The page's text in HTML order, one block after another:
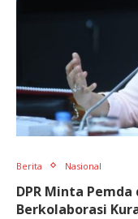
Berita Nasional
DPR Minta
Berkolaborasi